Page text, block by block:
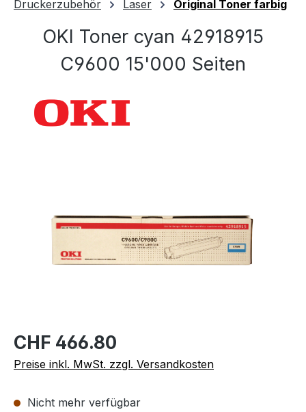
Druckerzubehör Laser Original Toner farbig
OKI Toner cyan 42918915
C9600 15'000 Seiten
CHF 466.80
Preise inkl. MwSt. zzgl. Versandkosten
Nicht mehr verfügbar